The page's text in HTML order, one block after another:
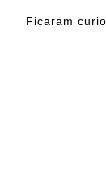
Ficaram